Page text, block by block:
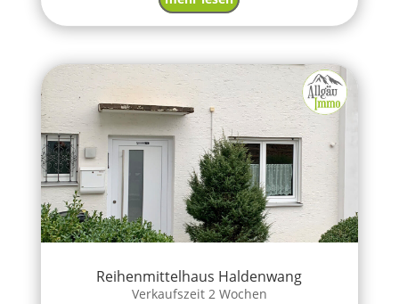
Reihenmittelhaus Haldenwang
Verkaufszeit 2 Wochen